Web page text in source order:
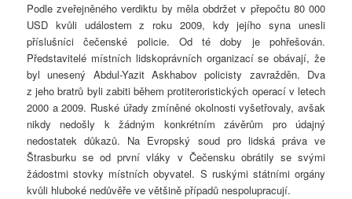
Podle zveřejněného verdiktu by měla obdržet v přepočtu 80 000
USD kvůli událostem z roku 2009, kdy jejího syna unesli
příslušníci čečenské policie. Od té doby je pohřešován.
Představitelé místních lidskoprávních organizací se obávají, že
byl unesený Abdul-Yazit Askhabov policisty zavražděn. Dva
z jeho bratrů byli zabiti během protiteroristických operací v letech
2000 a 2009. Ruské úřady zmíněné okolnosti vyšetřovaly, avšak
nikdy nedošly k žádným konkrétním závěrům pro údajný
nedostatek důkazů. Na Evropský soud pro lidská práva ve
Štrasburku se od první vláky v Čečensku obrátily se svými
žádostmi stovky místních obyvatel. S ruskými státními orgány
kvůli hluboké nedůvěře ve většině případů nespolupracují.